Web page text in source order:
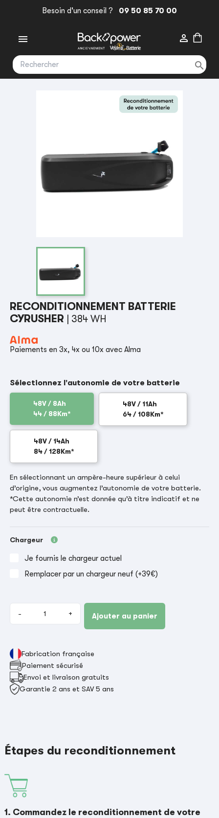
Besoin d'un conseil ? 09 50 85 70 00
 

RECONDITIONNEMENT BATTERIE
CYRUSHER
| 384 WH
Paiements en 3x, 4x ou 10x avec Alma
Sélectionnez l'autonomie de votre batterie
48V / 8Ah
44 / 88Km*
48V / 11Ah
64 / 108Km*
48V / 14Ah
84 / 128Km*
En sélectionnant un ampère-heure supérieur à celui
d’origine, vous augmentez l’autonomie de votre batterie.
*Cette autonomie n’est donnée qu’à titre indicatif et ne
peut être contractuelle.
Chargeur
Je fournis le chargeur actuel
Remplacer par un chargeur neuf (+39€)
- + Ajouter au panier
Fabrication française
Paiement sécurisé
Envoi et livraison gratuits
Garantie 2 ans et SAV 5 ans
Étapes du reconditionnement
1. Commandez le reconditionnement de votre